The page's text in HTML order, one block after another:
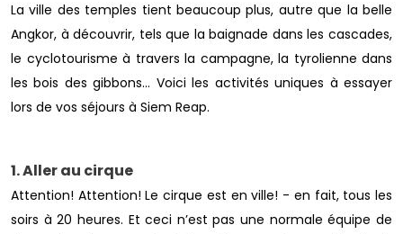
La ville des temples tient beaucoup plus, autre que la belle
Angkor, à découvrir, tels que la baignade dans les cascades,
le cyclotourisme à travers la campagne, la tyrolienne dans
les bois des gibbons… Voici les activités uniques à essayer
lors de vos séjours à Siem Reap.
1. Aller au cirque
Attention! Attention! Le cirque est en ville! - en fait, tous les
soirs à 20 heures. Et ceci n’est pas une normale équipe de